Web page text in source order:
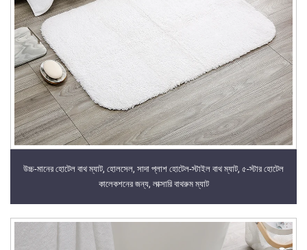
উচ্চ-মানের হোটেল বাথ ম্যাট, হোলসেল, সাদা প্লাশ হোটেল-স্টাইল বাথ ম্যাট, ৫-স্টার হোটেল
কালেকশনের জন্য, লাক্সারি বাথরুম ম্যাট